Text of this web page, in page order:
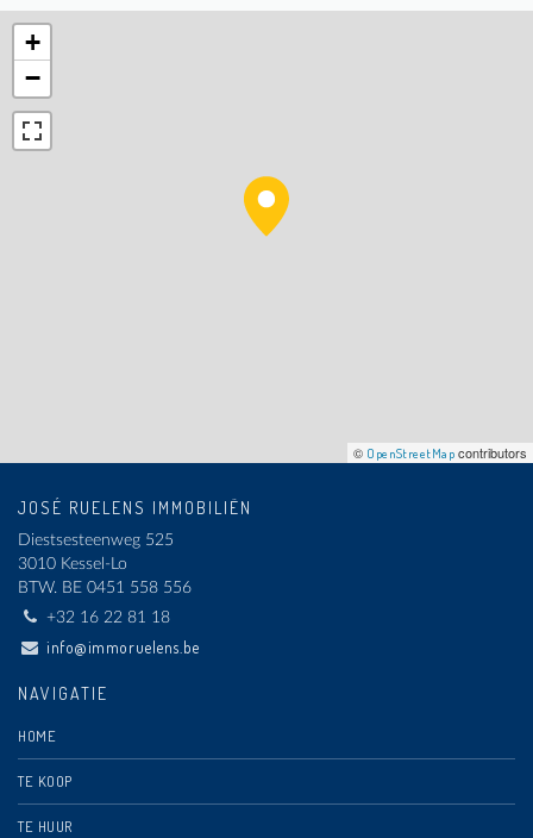
+
−
© OpenStreetMap contributors
JOSÉ RUELENS IMMOBILIËN
Diestsesteenweg 525
3010 Kessel-Lo
BTW. BE 0451 558 556
+32 16 22 81 18
info@immoruelens.be
NAVIGATIE
HOME
TE KOOP
TE HUUR